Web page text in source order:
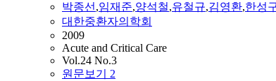
박종선,임재준,양석철,유철규,김영환,한성
대한중환자의학회
2009
Acute and Critical Care
Vol.24 No.3
원문보기 2